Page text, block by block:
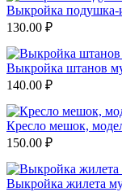
Выкройка
130.00 ₽
Выкройка штанов
140.00 ₽
Кресло мешок,
150.00 ₽
Выкройка жилета